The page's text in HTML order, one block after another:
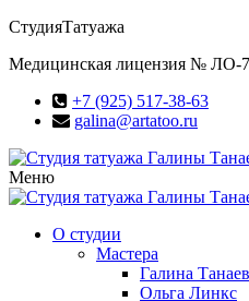
СтудияТатуажа
Медицинская лицензия № ЛО-
+7 (925) 517-38-63
galina@artatoo.ru
Меню
О студии
Мастера
Галина
Ольга Линкс